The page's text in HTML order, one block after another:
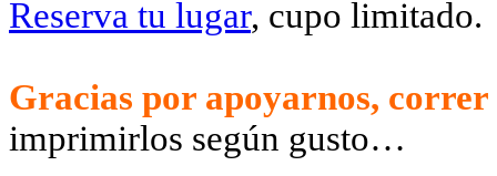
Reserva tu lugar, cupo limitado.
Gracias por apoyarnos,
imprimirlos según gusto…